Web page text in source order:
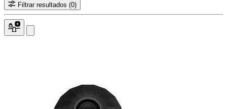
Filtrar resultados (0)